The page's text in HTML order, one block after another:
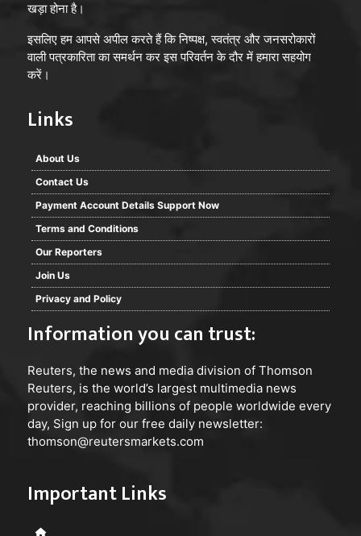
खड़ा होना है।
इसलिए हम आपसे अपील करते हैं कि निष्पक्ष, स्वतंत्र और जनसरोकारों
वाली पत्रकारिता का समर्थन कर इस परिवर्तन के दौर में हमारा सहयोग
करें।
Links
About Us
Contact Us
Payment Account Details Support Now
Terms and Conditions
Our Reporters
Join Us
Privacy and Policy
Information you can trust:
Reuters, the news and media division of Thomson
Reuters, is the world’s largest multimedia news
provider, reaching billions of people worldwide every
day, Sign up for our free daily newsletter:
thomson@reutersmarkets.com
Important Links